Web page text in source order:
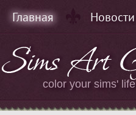
Главная Новости
color your sims' life